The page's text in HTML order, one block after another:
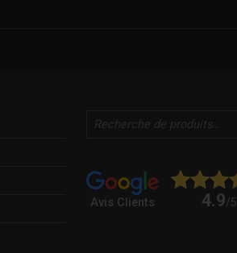
Avis Clients 4.9/5